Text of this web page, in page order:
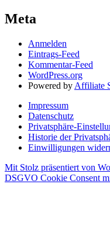
Meta
Anmelden
Eintrags-Feed
Kommentar-Feed
WordPress.org
Powered by Affiliate
Impressum
Datenschutz
Privatsphäre-
Historie der
Einwilligungen
Mit Stolz präsentiert von
DSGVO Cookie Consent